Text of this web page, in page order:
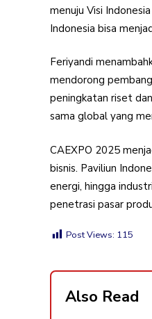
menuju Visi
Indonesia bisa
Feriyandi
mendorong
peningkatan riset
sama global yang
CAEXPO 2025
bisnis. Paviliun
energi, hingga
penetrasi pasar
Post Views: 115
Also Read